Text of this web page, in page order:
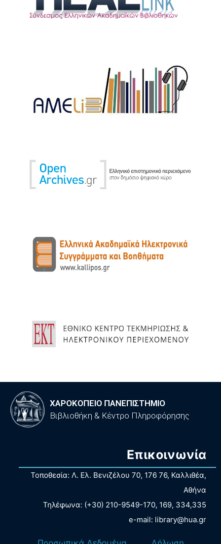
ΧΑΡΟΚΟΠΕΙΟ ΠΑΝΕΠΙΣΤΗΜΙΟ
Βιβλιοθήκη & Κέντρο Πληροφόρησης
Επικοινωνία
Τοποθεσία: Λ. Ελ. Βενιζέλου 70, 176 76, Καλλιθέα,
Αθήνα
Τηλέφωνα: (+30) 210-9549-170, 169, 334,335
e-mail: library@hua.gr